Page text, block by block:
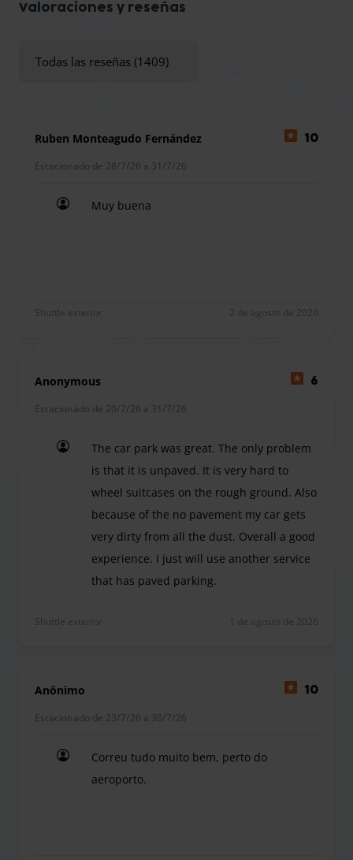
debido a su proximidad al aeropuerto. No se aceptan
Valoraciones y reseñas
Todas las reseñas (1409)
Ruben Monteagudo Fernández 10
Estacionado de 28/7/26 a 31/7/26
Muy buena
Shuttle exterior 2 de agosto de 2026
Anonymous 6
Estacionado de 20/7/26 a 31/7/26
The car park was great. The only problem
is that it is unpaved. It is very hard to
wheel suitcases on the rough ground. Also
because of the no pavement my car gets
very dirty from all the dust. Overall a good
experience. I just will use another service
that has paved parking.
Shuttle exterior 1 de agosto de 2026
Anônimo 10
Estacionado de 23/7/26 a 30/7/26
Correu tudo muito bem, perto do
aeroporto.